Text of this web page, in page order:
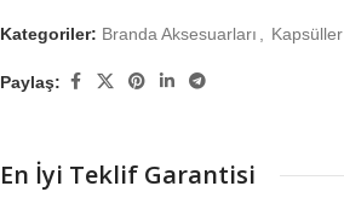
Kategoriler: Branda Aksesuarları Kapsüller
Paylaş:
En İyi Teklif Garantisi